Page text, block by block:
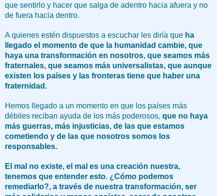
que sentirlo y hacer que salga de adentro hacia afuera y no
de fuera hacia dentro.
A quienes estén dispuestos a escuchar les diría que ha
llegado el momento de que la humanidad cambie, que
haya una transformación en nosotros, que seamos más
fraternales, que seamos más universalistas, que aunque
existen los países y las fronteras tiene que haber una
fraternidad.
Hemos llegado a un momento en que los países más
débiles reciban ayuda de los más poderosos, que no haya
más guerras, más injusticias, de las que estamos
cometiendo y de las que nosotros somos los
responsables.
El mal no existe, el mal es una creación nuestra,
tenemos que entender esto. ¿Cómo podemos
remediarlo?, a través de nuestra transformación, ser